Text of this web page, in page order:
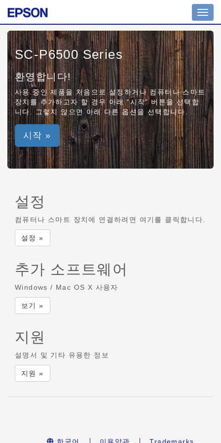
SC-P6500 Series
환영합니다!
사용 중인 제품을 처음으로 설정하거나 컴퓨터나 스마트
장치를 추가하고자 할 경우 아래 "시작" 버튼을 선택합
니다. 그렇지 않으면 아래 다른 옵션을 선택합니다.
시작 »
설정
컴퓨터나 스마트 장치에 연결하려면 여기를 클릭합니다.
설정 »
추가 소프트웨어
Windows / Mac OS X 사용자
보기 »
지원
설명서 및 기타 유용한 정보
지원 »